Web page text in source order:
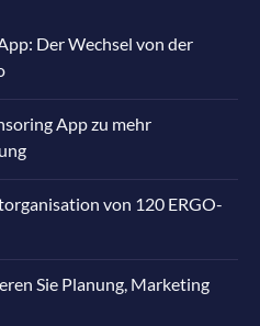
Der Wechsel von der
App zu mehr
von 120 ERGO-
Sie Planung, Marketing